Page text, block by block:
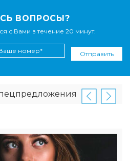
ВОПРОСЫ?
с Вами в течение 20 минут.
Отправить